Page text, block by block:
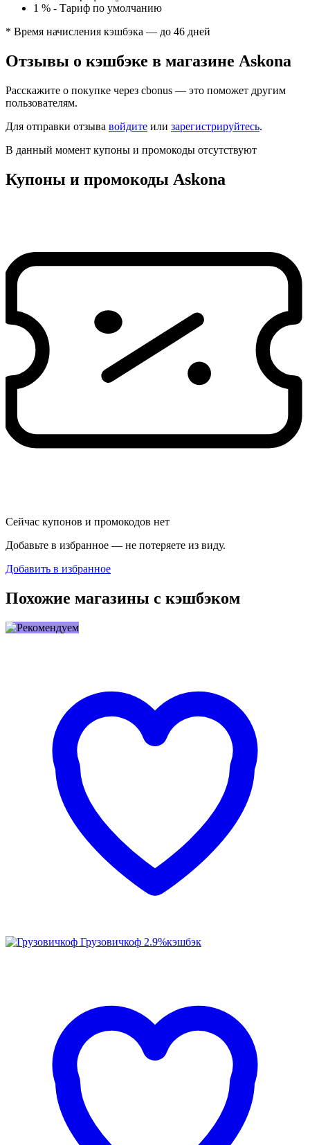
1 % - Тариф по умолчанию
* Время начисления кэшбэка — до 46 дней
Отзывы о кэшбэке в магазине Askona
Расскажите о покупке через cbonus — это поможет другим
пользователям.
Для отправки отзыва войдите или зарегистрируйтесь.
В данный момент купоны и промокоды отсутствуют
Купоны и промокоды Askona
Сейчас купонов и промокодов нет
Добавьте в избранное — не потеряете из виду.
Добавить в избранное
Похожие магазины с кэшбэком
Грузовичкоф 2.9%кэшбэк